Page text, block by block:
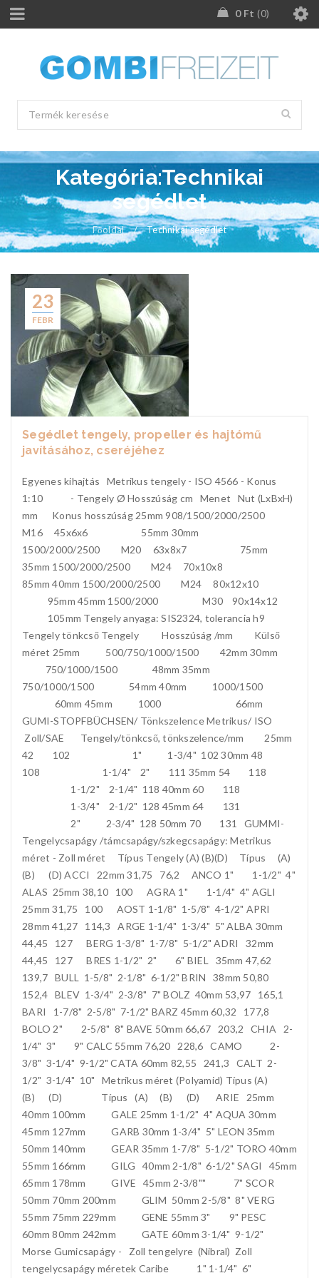
0 Ft 0
Kategória:Technikai
segédlet
Főoldal / Technikai segédlet
23
FEBR
Segédlet tengely, propeller és hajtómű
javításához, cseréjéhez
Egyenes kihajtás Metrikus tengely - ISO 4566 - Konus
1:10 - Tengely Ø Hosszúság cm Menet Nut (LxBxH)
mm Konus hosszúság 25mm 908/1500/2000/2500
M16 45x6x6 55mm 30mm
1500/2000/2500 M20 63x8x7 75mm
35mm 1500/2000/2500 M24 70x10x8
85mm 40mm 1500/2000/2500 M24 80x12x10
95mm 45mm 1500/2000 M30 90x14x12
105mm Tengely anyaga: SIS2324, tolerancia h9
Tengely tönkcső Tengely Hosszúság /mm Külső
méret 25mm 500/750/1000/1500 42mm 30mm
750/1000/1500 48mm 35mm
750/1000/1500 54mm 40mm 1000/1500
60mm 45mm 1000 66mm
GUMI-STOPFBÜCHSEN/ Tönkszelence Metrikus/ ISO
Zoll/SAE Tengely/tönkcső, tönkszelence/mm 25mm
42 102 1" 1-3/4" 102 30mm 48
108 1-1/4" 2" 111 35mm 54 118
1-1/2" 2-1/4" 118 40mm 60 118
1-3/4" 2-1/2" 128 45mm 64 131
2" 2-3/4" 128 50mm 70 131 GUMMI-
Tengelycsapágy /támcsapágy/szkegcsapágy: Metrikus
méret - Zoll méret Típus Tengely (A) (B)(D) Típus (A)
(B) (D) ACCI 22mm 31,75 76,2 ANCO 1" 1-1/2" 4"
ALAS 25mm 38,10 100 AGRA 1" 1-1/4" 4" AGLI
25mm 31,75 100 AOST 1-1/8" 1-5/8" 4-1/2" APRI
28mm 41,27 114,3 ARGE 1-1/4" 1-3/4" 5" ALBA 30mm
44,45 127 BERG 1-3/8" 1-7/8" 5-1/2" ADRI 32mm
44,45 127 BRES 1-1/2" 2" 6" BIEL 35mm 47,62
139,7 BULL 1-5/8" 2-1/8" 6-1/2" BRIN 38mm 50,80
152,4 BLEV 1-3/4" 2-3/8" 7" BOLZ 40mm 53,97 165,1
BARI 1-7/8" 2-5/8" 7-1/2" BARZ 45mm 60,32 177,8
BOLO 2" 2-5/8" 8" BAVE 50mm 66,67 203,2 CHIA 2-
1/4" 3" 9" CALC 55mm 76,20 228,6 CAMO 2-
3/8" 3-1/4" 9-1/2" CATA 60mm 82,55 241,3 CALT 2-
1/2" 3-1/4" 10" Metrikus méret (Polyamid) Típus (A)
(B) (D) Típus (A) (B) (D) ARIE 25mm
40mm 100mm GALE 25mm 1-1/2" 4" AQUA 30mm
45mm 127mm GARB 30mm 1-3/4" 5" LEON 35mm
50mm 140mm GEAR 35mm 1-7/8" 5-1/2" TORO 40mm
55mm 166mm GILG 40mm 2-1/8" 6-1/2" SAGI 45mm
65mm 178mm GIVE 45mm 2-3/8"" 7" SCOR
50mm 70mm 200mm GLIM 50mm 2-5/8" 8" VERG
55mm 75mm 229mm GENE 55mm 3" 9" PESC
60mm 80mm 242mm GATE 60mm 3-1/4" 9-1/2"
Morse Gumicsapágy - Zoll tengelyre (Nibral) Zoll
tengelycsapágy méretek Caribe 1" 1-1/4" 6"